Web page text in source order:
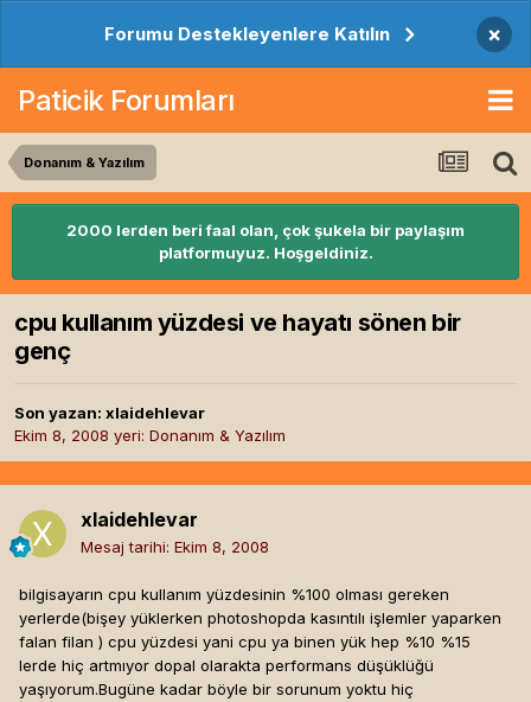
Forumu Destekleyenlere Katılın ×
Paticik Forumları
Donanım & Yazılım
2000 lerden beri faal olan, çok şukela bir paylaşım
platformuyuz. Hoşgeldiniz.
cpu kullanım yüzdesi ve hayatı sönen bir
genç
Son yazan: xlaidehlevar
Ekim 8, 2008 yeri: Donanım & Yazılım
xlaidehlevar
Mesaj tarihi: Ekim 8, 2008
bilgisayarın cpu kullanım yüzdesinin %100 olması gereken
yerlerde(bişey yüklerken photoshopda kasıntılı işlemler yaparken
falan filan ) cpu yüzdesi yani cpu ya binen yük hep %10 %15
lerde hiç artmıyor dopal olarakta performans düşüklüğü
yaşıyorum.Bugüne kadar böyle bir sorunum yoktu hiç